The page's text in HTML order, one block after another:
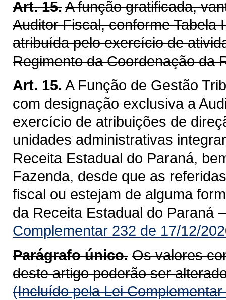
Art. 15.A função gratificada,
Auditor Fiscal, conforme Tabela
atribuída pelo exercício de
Regimento da Coordenação da
Art. 15. A Função de Gestão
com designação exclusiva a
exercício de atribuições de
unidades administrativas
Receita Estadual do Paraná,
Fazenda, desde que as
fiscal ou estejam de alguma
da Receita Estadual do Paraná
Complementar 232 de 17/12/
Parágrafo único. Os valores
deste artigo poderão ser
(Incluído pela Lei